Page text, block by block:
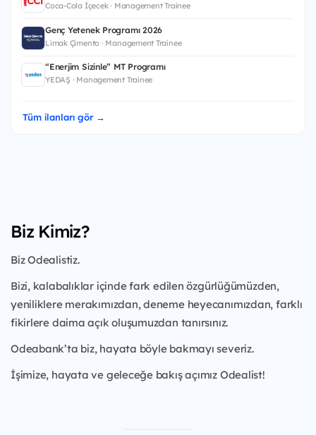
Coca-Cola İçecek · Management Trainee
Genç Yetenek Programı 2026
Limak Çimento · Management Trainee
“Enerjim Sizinle” MT Programı
YEDAŞ · Management Trainee
Tüm ilanları gör →
Biz Kimiz?
Biz Odealistiz.
Bizi, kalabalıklar içinde fark edilen özgürlüğümüzden,
yeniliklere merakımızdan, deneme heyecanımızdan, farklı
fikirlere daima açık oluşumuzdan tanırsınız.
Odeabank’ta biz, hayata böyle bakmayı severiz.
İşimize, hayata ve geleceğe bakış açımız Odealist!